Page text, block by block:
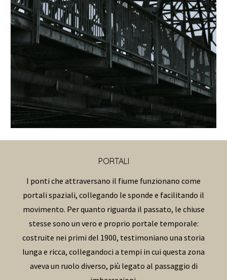
PORTALI
I ponti che attraversano il fiume funzionano come
portali spaziali, collegando le sponde e facilitando il
movimento. Per quanto riguarda il passato, le chiuse
stesse sono un vero e proprio portale temporale:
costruite nei primi del 1900, testimoniano una storia
lunga e ricca, collegandoci a tempi in cui questa zona
aveva un ruolo diverso, più legato al passaggio di